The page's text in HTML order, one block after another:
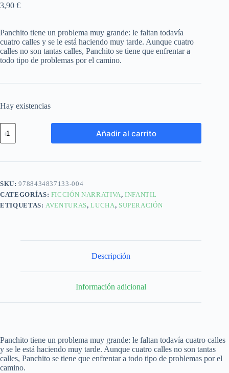
3,90 €
Panchito tiene un problema muy grande: le faltan todavía
cuatro calles y se le está haciendo muy tarde. Aunque cuatro
calles no son tantas calles, Panchito se tiene que enfrentar a
todo tipo de problemas por el camino.
Hay existencias
Añadir al carrito
SKU:9788434837133-004
CATEGORÍAS: FICCIÓN NARRATIVA,INFANTIL
ETIQUETAS:AVENTURAS,LUCHA, SUPERACIÓN
Descripción
Información adicional
Panchito tiene un problema muy grande: le faltan todavía cuatro calles
y se le está haciendo muy tarde. Aunque cuatro calles no son tantas
calles, Panchito se tiene que enfrentar a todo tipo de problemas por el
camino.